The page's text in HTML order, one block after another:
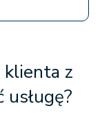
klienta z